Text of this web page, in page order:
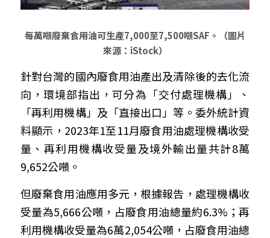
每萬噸廢棄食用油可生產7,000至7,500噸SAF。（圖片
來源：iStock）
針對台灣的國內廢食用油產出及清除後的去化流
向，環境部指出，可分為「交付處理機構」、
「再利用機構」及「直接出口」等。委外統計資
料顯示，2023年1至11月廢食用油處理機構收受
量、再利用機構收受量及境外輸出量共計8萬
9,652公噸。
但廢棄食用油應用多元，根據報告，處理機構收
受量為5,666公噸，占廢食用油總量約6.3%；再
利用機構收受量為6萬2,054公噸，占廢食用油總